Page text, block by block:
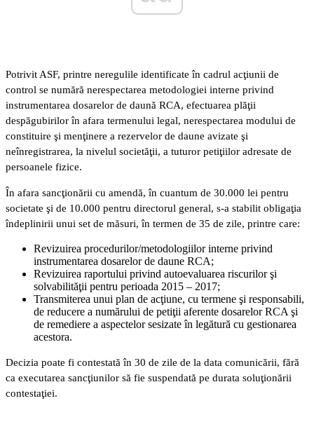
Potrivit ASF, printre neregulile identificate în cadrul acţiunii de
control se numără nerespectarea metodologiei interne privind
instrumentarea dosarelor de daună RCA, efectuarea plăţii
despăgubirilor în afara termenului legal, nerespectarea modului de
constituire şi menţinere a rezervelor de daune avizate şi
neînregistrarea, la nivelul societăţii, a tuturor petiţiilor adresate de
persoanele fizice.
În afara sancţionării cu amendă, în cuantum de 30.000 lei pentru
societate şi de 10.000 pentru directorul general, s-a stabilit obligaţia
îndeplinirii unui set de măsuri, în termen de 35 de zile, printre care:
Revizuirea procedurilor/metodologiilor interne privind
instrumentarea dosarelor de daune RCA;
Revizuirea raportului privind autoevaluarea riscurilor şi
solvabilităţii pentru perioada 2015 – 2017;
Transmiterea unui plan de acţiune, cu termene şi responsabili,
de reducere a numărului de petiţii aferente dosarelor RCA şi
de remediere a aspectelor sesizate în legătură cu gestionarea
acestora.
Decizia poate fi contestată în 30 de zile de la data comunicării, fără
ca executarea sancţiunilor să fie suspendată pe durata soluţionării
contestaţiei.